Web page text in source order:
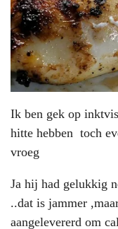
Ik ben gek op
hitte hebben toch
vroeg
Ja hij had gelukkig
..dat is jammer
aangelevererd om